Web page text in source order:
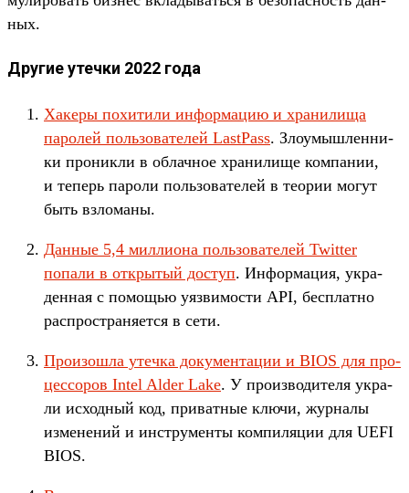
ных.
Другие утечки 2022 года
Ха­керы похити­ли информа­цию и хра­нили­ща
паролей поль­зовате­лей LastPass. Зло­умыш­ленни­
ки про­ник­ли в облачное хра­нили­ще ком­пании,
и теперь пароли поль­зовате­лей в теории могут
быть взло­маны.
Дан­ные 5,4 мил­лиона поль­зовате­лей Twitter
попали в откры­тый дос­туп. Информа­ция, укра­
ден­ная с помощью уяз­вимос­ти API, бес­плат­но
рас­простра­няет­ся в сети.
Про­изош­ла утеч­ка докумен­тации и BIOS для про­
цес­соров Intel Alder Lake. У про­изво­дите­ля укра­
ли исходный код, при­ват­ные клю­чи, жур­налы
изме­нений и инс­тру­мен­ты ком­пиляции для UEFI
BIOS.